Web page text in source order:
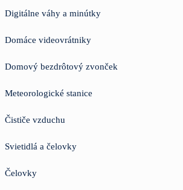
Digitálne váhy a minútky
Domáce videovrátniky
Domový bezdrôtový zvonček
Meteorologické stanice
Čističe vzduchu
Svietidlá a čelovky
Čelovky